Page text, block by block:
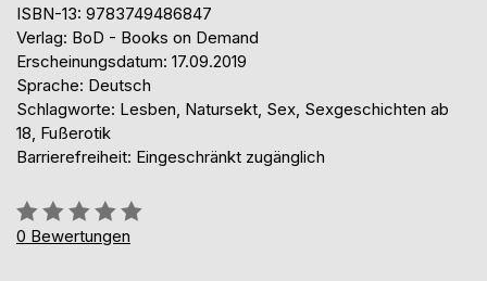
ISBN-13: 9783749486847
Verlag: BoD - Books on Demand
Erscheinungsdatum: 17.09.2019
Sprache: Deutsch
Schlagworte: Lesben, Natursekt, Sex, Sexgeschichten ab
18, Fußerotik
Barrierefreiheit: Eingeschränkt zugänglich
Bewertung::
0%
0 Bewertungen